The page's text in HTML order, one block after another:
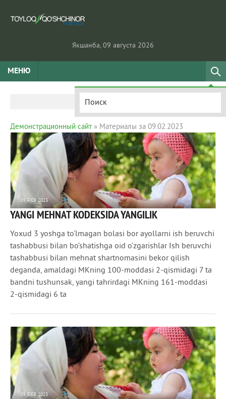
Якшанба, 09 августа 2026
МЕНЮ
Демонстрационный сайт » Материалы за 09.02.2023
09 ФЕВ 2023
1 807 0
YANGI MEHNAT KODEKSIDA YANGILIK
Yoxud 3 yoshga to‘lmagan bolasi bor ayollarni ish beruvchi
tashabbusi bilan bo‘shatishga oid o‘zgarishlar Ish beruvchi
tashabbusi bilan mehnat shartnomasini bekor qilish
deganda, amaldagi MKning 100-moddasi 2-qismidagi 7 ta
bandni tushunsak, yangi tahrirdagi MKning 161-moddasi
2-qismidagi 6 ta
09 ФЕВ 2023